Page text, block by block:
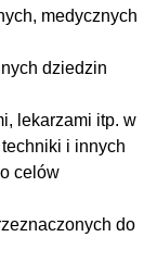
medycznych
dziedzin
lekarzami itp. w
i innych
celów
do